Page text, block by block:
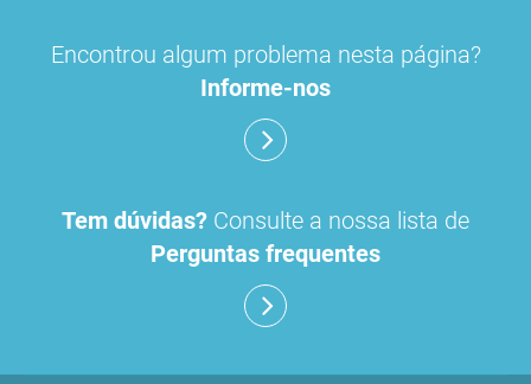
Encontrou algum problema nesta página?
Informe-nos
Tem dúvidas? Consulte a nossa lista de
Perguntas frequentes